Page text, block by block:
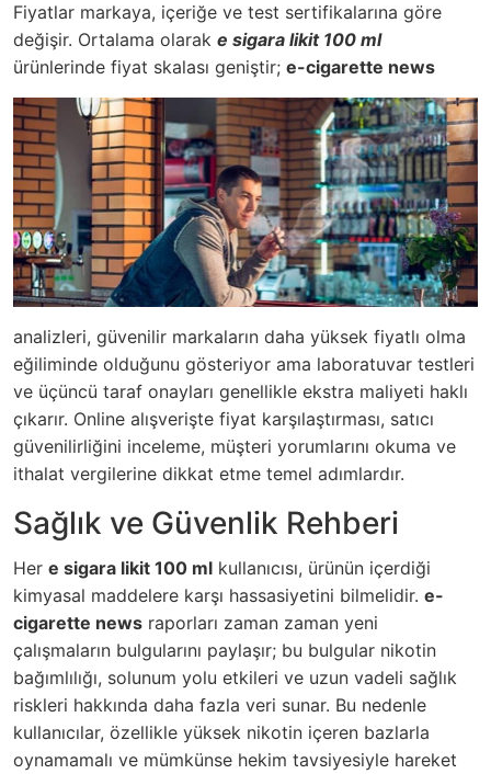
Fiyatlar markaya, içeriğe ve test sertifikalarına göre
değişir. Ortalama olarak e sigara likit 100 ml
ürünlerinde fiyat skalası geniştir; e-cigarette news
analizleri, güvenilir markaların daha yüksek fiyatlı olma
eğiliminde olduğunu gösteriyor ama laboratuvar testleri
ve üçüncü taraf onayları genellikle ekstra maliyeti haklı
çıkarır. Online alışverişte fiyat karşılaştırması, satıcı
güvenilirliğini inceleme, müşteri yorumlarını okuma ve
ithalat vergilerine dikkat etme temel adımlardır.
Sağlık ve Güvenlik Rehberi
Her e sigara likit 100 ml kullanıcısı, ürünün içerdiği
kimyasal maddelere karşı hassasiyetini bilmelidir. e-
cigarette news raporları zaman zaman yeni
çalışmaların bulgularını paylaşır; bu bulgular nikotin
bağımlılığı, solunum yolu etkileri ve uzun vadeli sağlık
riskleri hakkında daha fazla veri sunar. Bu nedenle
kullanıcılar, özellikle yüksek nikotin içeren bazlarla
oynamamalı ve mümkünse hekim tavsiyesiyle hareket